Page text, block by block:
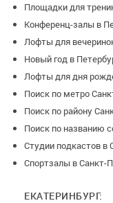
Площадки для
Конференц-залы в
Лофты для
Новый год в
Лофты для дня
Поиск по метро
Поиск по району
Поиск по названию
Студии подкастов в
Спортзалы в Санкт-
ЕКАТЕРИНБУРГ: